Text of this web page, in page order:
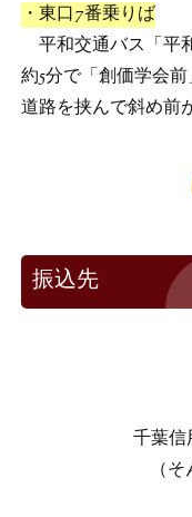
・東口7番乗りば
平和交通バス「平
約5分で「創価学会前
道路を挟んで斜め前
振込先
千葉
（そ